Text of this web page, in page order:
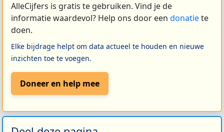
AlleCijfers is gratis te gebruiken. Vind je de
informatie waardevol? Help ons door een donatiete
doen.
Elke bijdrage helpt om data actueel te houden en nieuwe
inzichten toe te voegen.
Doneer en help mee